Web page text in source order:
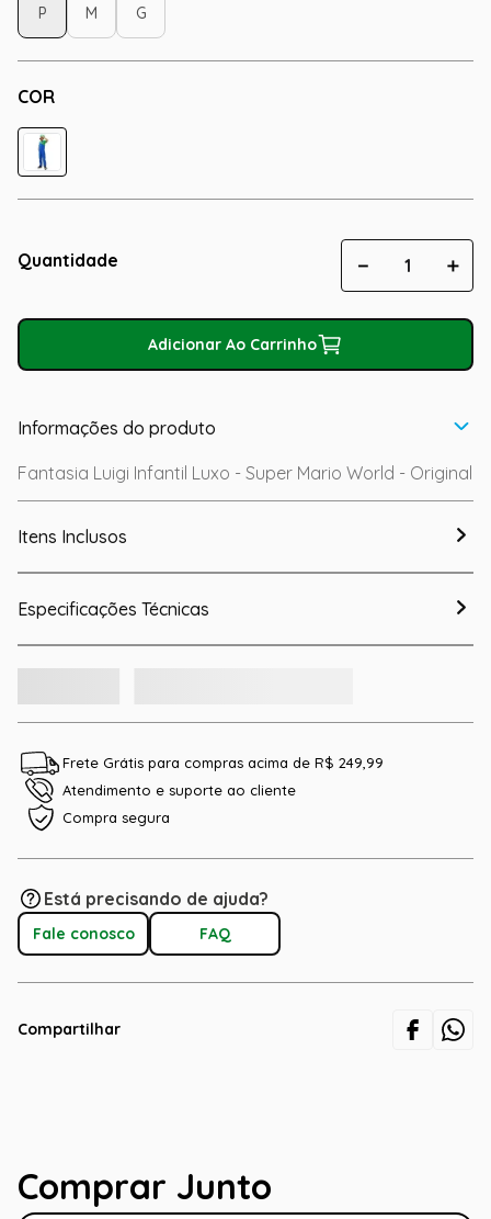
COR
P M G
Quantidade ＋
－
Adicionar Ao Carrinho
Informações do produto
Fantasia Luigi Infantil Luxo - Super Mario World - Original
Itens Inclusos
Especificações Técnicas
Frete Grátis para compras acima de R$ 249,99
Atendimento e suporte ao cliente
Compra segura
Está precisando de ajuda?
Fale conosco FAQ
Compartilhar
Comprar Junto